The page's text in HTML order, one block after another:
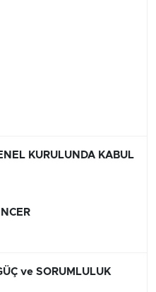
KURULUNDA KABUL
ve SORUMLULUK